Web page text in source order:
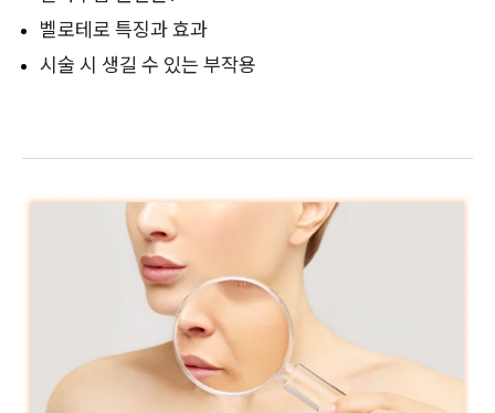
벨로테로 특징과 효과
시술 시 생길 수 있는 부작용